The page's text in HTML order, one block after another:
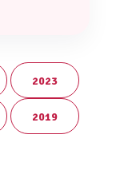
2023
2019